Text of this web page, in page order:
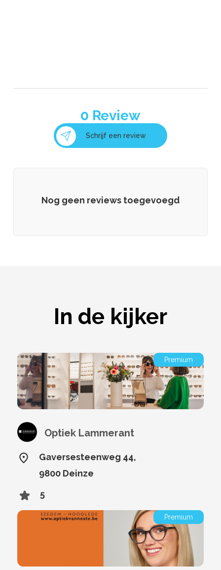
0 Review
Schrijf een review
Nog geen reviews toegevoegd
In de kijker
Premium
Optiek Lammerant
Gaversesteenweg 44,
9800 Deinze
5
Premium